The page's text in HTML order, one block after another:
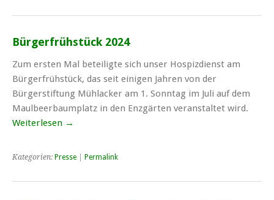
Bürgerfrühstück 2024
Zum ersten Mal beteiligte sich unser Hospizdienst am
Bürgerfrühstück, das seit einigen Jahren von der
Bürgerstiftung Mühlacker am 1. Sonntag im Juli auf dem
Maulbeerbaumplatz in den Enzgärten veranstaltet wird.
Weiterlesen →
Kategorien: Presse Permalink